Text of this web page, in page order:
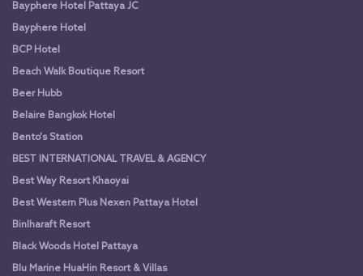
Bayphere Hotel Pattaya JC
Bayphere Hotel
BCP Hotel
Beach Walk Boutique Resort
Beer Hubb
Belaire Bangkok Hotel
Bento's Station
BEST INTERNATIONAL TRAVEL & AGENCY
Best Way Resort Khaoyai
Best Western Plus Nexen Pattaya Hotel
Binlharaft Resort
Black Woods Hotel Pattaya
Blu Marine HuaHin Resort & Villas